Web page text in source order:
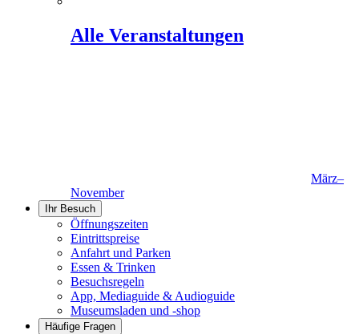
Alle Veranstaltungen
März–
November
Ihr Besuch
Öffnungszeiten
Eintrittspreise
Anfahrt und Parken
Essen & Trinken
Besuchsregeln
App, Mediaguide & Audioguide
Museumsladen und -shop
Häufige Fragen